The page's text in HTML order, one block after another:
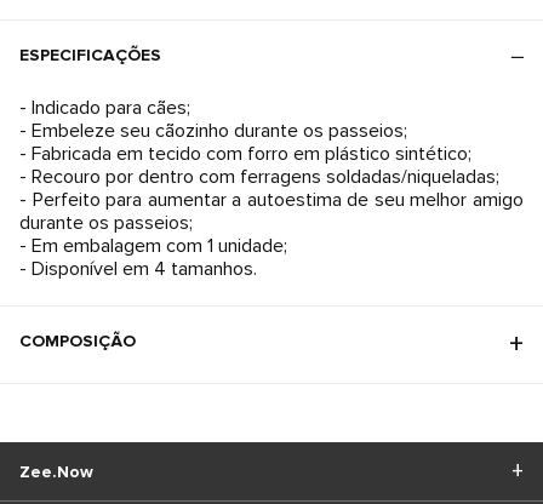
ESPECIFICAÇÕES
- Indicado para cães;
- Embeleze seu cãozinho durante os passeios;
- Fabricada em tecido com forro em plástico sintético;
- Recouro por dentro com ferragens soldadas/niqueladas;
- Perfeito para aumentar a autoestima de seu melhor amigo
durante os passeios;
- Em embalagem com 1 unidade;
- Disponível em 4 tamanhos.
COMPOSIÇÃO
Zee.Now